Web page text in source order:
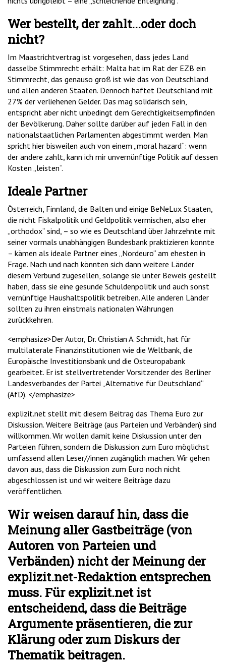
Wer bestellt, der zahlt...oder doch
nicht?
Im Maastrichtvertrag ist vorgesehen, dass jedes Land
dasselbe Stimmrecht erhält: Malta hat im Rat der EZB ein
Stimmrecht, das genauso groß ist wie das von Deutschland
und allen anderen Staaten. Dennoch haftet Deutschland mit
27% der verliehenen Gelder. Das mag solidarisch sein,
entspricht aber nicht unbedingt dem Gerechtigkeitsempfinden
der Bevölkerung. Daher sollte darüber auf jeden Fall in den
nationalstaatlichen Parlamenten abgestimmt werden. Man
spricht hier bisweilen auch von einem „moral hazard“: wenn
der andere zahlt, kann ich mir unvernünftige Politik auf dessen
Kosten „leisten“.
Ideale Partner
Österreich, Finnland, die Balten und einige BeNeLux Staaten,
die nicht Fiskalpolitik und Geldpolitik vermischen, also eher
„orthodox“ sind, – so wie es Deutschland über Jahrzehnte mit
seiner vormals unabhängigen Bundesbank praktizieren konnte
– kämen als ideale Partner eines „Nordeuro“ am ehesten in
Frage. Nach und nach könnten sich dann weitere Länder
diesem Verbund zugesellen, solange sie unter Beweis gestellt
haben, dass sie eine gesunde Schuldenpolitik und auch sonst
vernünftige Haushaltspolitik betreiben. Alle anderen Länder
sollten zu ihren einstmals nationalen Währungen
zurückkehren.
<emphasize>Der Autor, Dr. Christian A. Schmidt, hat für
multilaterale Finanzinstitutionen wie die Weltbank, die
Europäische Investitionsbank und die Osteuropabank
gearbeitet. Er ist stellvertretender Vorsitzender des Berliner
Landesverbandes der Partei „Alternative für Deutschland“
(AfD). </emphasize>
explizit.net stellt mit diesem Beitrag das Thema Euro zur
Diskussion. Weitere Beiträge (aus Parteien und Verbänden) sind
willkommen. Wir wollen damit keine Diskussion unter den
Parteien führen, sondern die Diskussion zum Euro möglichst
umfassend allen Leser//innen zugänglich machen. Wir gehen
davon aus, dass die Diskussion zum Euro noch nicht
abgeschlossen ist und wir weitere Beiträge dazu
veröffentlichen.
Wir weisen darauf hin, dass die
Meinung aller Gastbeiträge (von
Autoren von Parteien und
Verbänden) nicht der Meinung der
explizit.net-Redaktion entsprechen
muss. Für explizit.net ist
entscheidend, dass die Beiträge
Argumente präsentieren, die zur
Klärung oder zum Diskurs der
Thematik beitragen.